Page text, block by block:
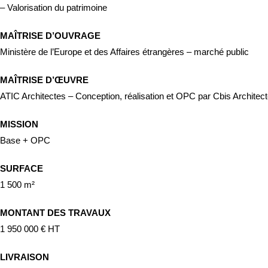
– Valorisation du patrimoine
MAÎTRISE D’OUVRAGE
Ministère de l’Europe et des Affaires étrangères – marché public
MAÎTRISE D’ŒUVRE
ATIC Architectes – Conception, réalisation et OPC par Cbis
MISSION
Base + OPC
SURFACE
1 500 m²
MONTANT DES TRAVAUX
1 950 000 € HT
LIVRAISON